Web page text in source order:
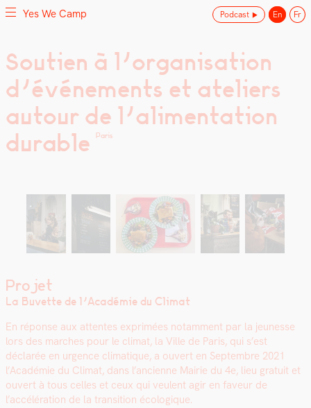
Skip
to
content
Yes We Camp
Utilisation inventive des espaces disponibles
Soutien à l’organisation
d’événements et ateliers
autour de l’alimentation
durable
Paris
Projet
La Buvette de l’A­cadémie du Cli­mat
En réponse aux attentes exprimées notam­ment par la jeunesse
lors des march­es pour le cli­mat, la Ville de Paris, qui s’est
déclarée en urgence cli­ma­tique, a ouvert en Sep­tem­bre 2021
l’Académie du Cli­mat, dans l’ancienne Mairie du 4e, lieu gra­tu­it et
ouvert à tous celles et ceux qui veu­lent agir en faveur de
l’accélération de la tran­si­tion écologique.
Yes We Camp Podcast En Fr